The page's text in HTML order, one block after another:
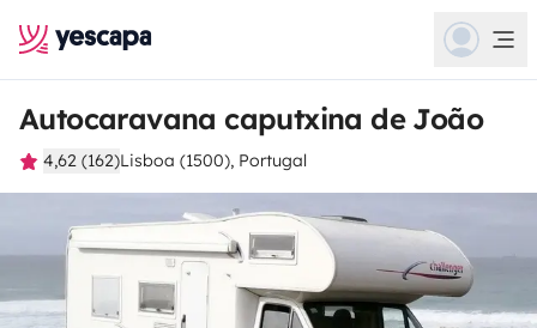
Autocaravana caputxina de João
4,62 (162)Lisboa (1500), Portugal